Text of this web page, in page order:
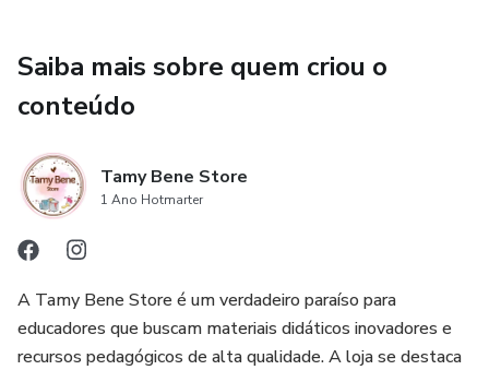
Aniversariantes
Quantos somos?
Cantinho da leitura
Palavras mágicas
Tem mais! Na compra do kit, você ganha dois brindes!
Saiba mais sobre quem criou o
conteúdo
Tamy Bene Store
1 Ano Hotmarter
A Tamy Bene Store é um verdadeiro paraíso para
educadores que buscam materiais didáticos inovadores e
recursos pedagógicos de alta qualidade. A loja se destaca